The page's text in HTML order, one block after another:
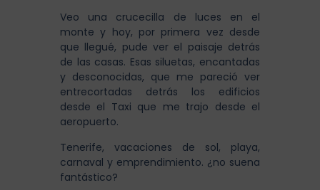
Veo una crucecilla de luces en el
monte y hoy, por primera vez desde
que llegué, pude ver el paisaje detrás
de las casas. Esas siluetas, encantadas
y desconocidas, que me pareció ver
entrecortadas detrás los edificios
desde el Taxi que me trajo desde el
aeropuerto.
Tenerife, vacaciones de sol, playa,
carnaval y emprendimiento. ¿no suena
fantástico?